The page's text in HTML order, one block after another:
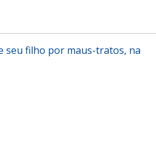
seu filho por maus-tratos, na